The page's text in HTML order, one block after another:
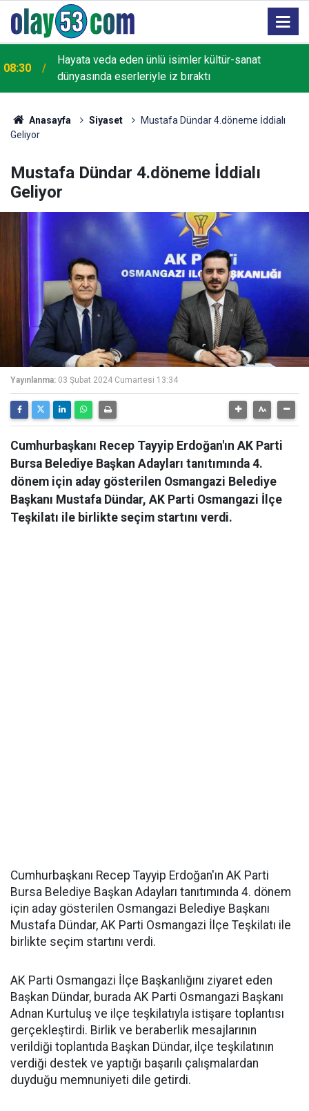
08:30
Hayata veda eden ünlü isimler kültür-sanat
dünyasında eserleriyle iz bıraktı
Anasayfa Siyaset
Mustafa Dündar 4.döneme İddialı
Geliyor
Mustafa Dündar 4.döneme İddialı
Geliyor
Yayınlanma: 03 Şubat 2024 Cumartesi 13:34
Cumhurbaşkanı Recep Tayyip Erdoğan'ın AK Parti
Bursa Belediye Başkan Adayları tanıtımında 4.
dönem için aday gösterilen Osmangazi Belediye
Başkanı Mustafa Dündar, AK Parti Osmangazi İlçe
Teşkilatı ile birlikte seçim startını verdi.
Cumhurbaşkanı Recep Tayyip Erdoğan'ın AK Parti
Bursa Belediye Başkan Adayları tanıtımında 4. dönem
için aday gösterilen Osmangazi Belediye Başkanı
Mustafa Dündar, AK Parti Osmangazi İlçe Teşkilatı ile
birlikte seçim startını verdi.
AK Parti Osmangazi İlçe Başkanlığını ziyaret eden
Başkan Dündar, burada AK Parti Osmangazi Başkanı
Adnan Kurtuluş ve ilçe teşkilatıyla istişare toplantısı
gerçekleştirdi. Birlik ve beraberlik mesajlarının
verildiği toplantıda Başkan Dündar, ilçe teşkilatının
verdiği destek ve yaptığı başarılı çalışmalardan
duyduğu memnuniyeti dile getirdi.